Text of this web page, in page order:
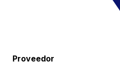
Proveedor